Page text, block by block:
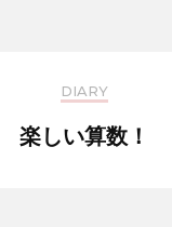
DIARY
楽しい算数！